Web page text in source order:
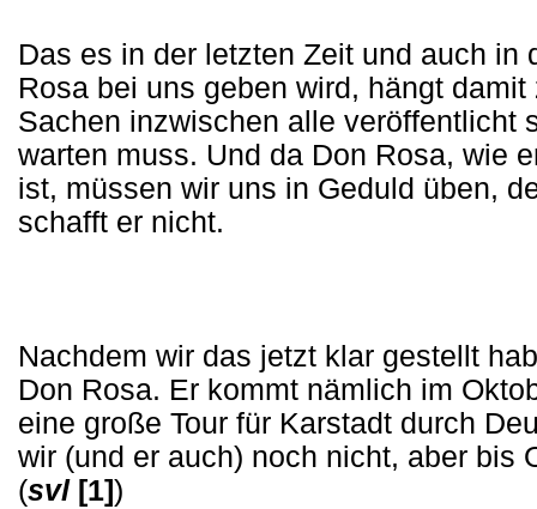
Das es in der letzten Zeit und auch in
Rosa bei uns geben wird, hängt
Sachen inzwischen alle veröffentlicht
warten muss. Und da Don Rosa, wie
ist, müssen wir uns in Geduld üben,
schafft er nicht.
Nachdem wir das jetzt klar gestellt
Don Rosa. Er kommt nämlich im
eine große Tour für Karstadt durch
wir (und er auch) noch nicht, aber bis
(svl[1])